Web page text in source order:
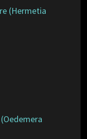
(Hermetia